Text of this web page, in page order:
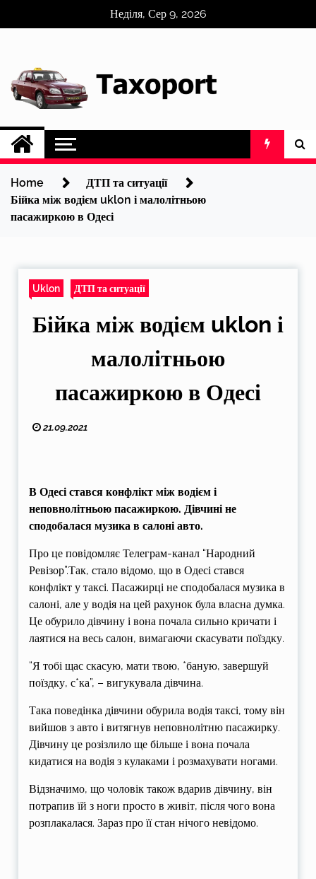
Неділя, Сер 9, 2026
Home
ДТП та ситуації
Бійка між водієм uklon і малолітньою
пасажиркою в Одесі
Uklon ДТП та ситуації
Бійка між водієм uklon і
малолітньою
пасажиркою в Одесі
21.09.2021
В Одесі стався конфлікт між водієм і
неповнолітньою пасажиркою. Дівчині не
сподобалася музика в салоні авто.
Про це повідомляє Телеграм-канал “Народний
Ревізор”.Так, стало відомо, що в Одесі стався
конфлікт у таксі. Пасажирці не сподобалася музика в
салоні, але у водія на цей рахунок була власна думка.
Це обурило дівчину і вона почала сильно кричати і
лаятися на весь салон, вимагаючи скасувати поїздку.
“Я тобі щас скасую, мати твою, *баную, завершуй
поїздку, с*ка”, – вигукувала дівчина.
Така поведінка дівчини обурила водія таксі, тому він
вийшов з авто і витягнув неповнолітню пасажирку.
Дівчину це розізлило ще більше і вона почала
кидатися на водія з кулаками і розмахувати ногами.
Відзначимо, що чоловік також вдарив дівчину, він
потрапив їй з ноги просто в живіт, після чого вона
розплакалася. Зараз про її стан нічого невідомо.